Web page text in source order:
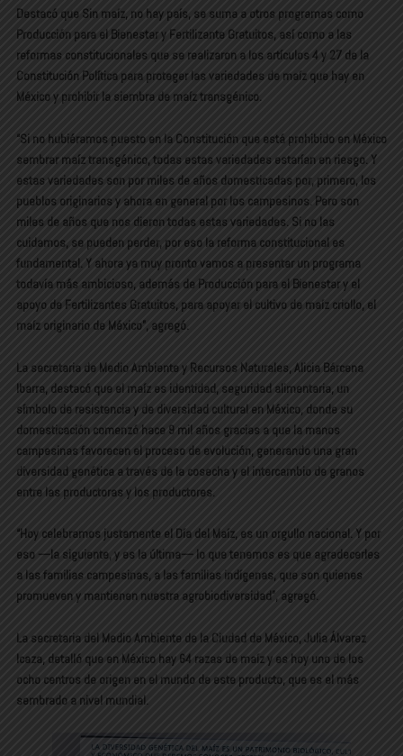
Destacó que Sin maíz, no hay país, se suma a otros programas como
Producción para el Bienestar y Fertilizante Gratuitos, así como a las
reformas constitucionales que se realizaron a los artículos 4 y 27 de la
Constitución Política para proteger las variedades de maíz que hay en
México y prohibir la siembra de maíz transgénico.
“Si no hubiéramos puesto en la Constitución que está prohibido en México
sembrar maíz transgénico, todas estas variedades estarían en riesgo. Y
estas variedades son por miles de años domesticadas por, primero, los
pueblos originarios y ahora en general por los campesinos. Pero son
miles de años que nos dieron todas estas variedades. Si no las
cuidamos, se pueden perder, por eso la reforma constitucional es
fundamental. Y ahora ya muy pronto vamos a presentar un programa
todavía más ambicioso, además de Producción para el Bienestar y el
apoyo de Fertilizantes Gratuitos, para apoyar el cultivo de maíz criollo, el
maíz originario de México”, agregó.
La secretaria de Medio Ambiente y Recursos Naturales, Alicia Bárcena
Ibarra, destacó que el maíz es identidad, seguridad alimentaria, un
símbolo de resistencia y de diversidad cultural en México, donde su
domesticación comenzó hace 9 mil años gracias a que la manos
campesinas favorecen el proceso de evolución, generando una gran
diversidad genética a través de la cosecha y el intercambio de granos
entre las productoras y los productores.
“Hoy celebramos justamente el Día del Maíz, es un orgullo nacional. Y por
eso —la siguiente, y es la última— lo que tenemos es que agradecerles
a las familias campesinas, a las familias indígenas, que son quienes
promueven y mantienen nuestra agrobiodiversidad”, agregó.
La secretaria del Medio Ambiente de la Ciudad de México, Julia Álvarez
Icaza, detalló que en México hay 64 razas de maíz y es hoy uno de los
ocho centros de origen en el mundo de este producto, que es el más
sembrado a nivel mundial.